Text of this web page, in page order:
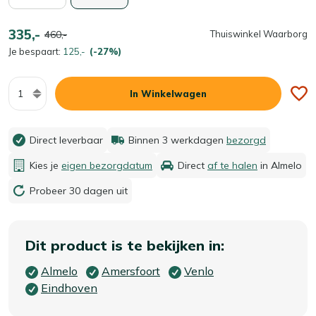
335,- 460,-
Je bespaart: 125,- (-27%)
Thuiswinkel Waarborg
Aantal
In Winkelwagen
Direct leverbaar Binnen 3 werkdagen bezorgd
Kies je eigen bezorgdatum Direct af te halen in Almelo
Probeer 30 dagen uit
Dit product is te bekijken in:
Almelo Amersfoort
Venlo
Eindhoven